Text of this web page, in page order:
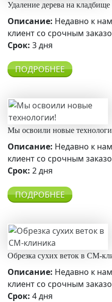
Удаление дерева на кладбище
Описание: Недавно к
клиент со срочным
Срок: 3 дня
ПОДРОБНЕЕ
Мы освоили новые
Описание: Недавно к
клиент со срочным
Срок: 2 дня
ПОДРОБНЕЕ
Обрезка сухих веток в СМ-
Описание: Недавно к
клиент со срочным
Срок: 4 дня